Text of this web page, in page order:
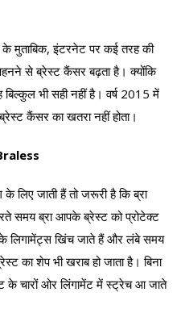
मुताबिक, इंटरनेट पर कई तरह की
से ब्रेस्ट कैंसर बढ़ता है। क्योंकि
भी सही नहीं है। वर्ष 2015 में
कैंसर का खतरा नहीं होता।
Braless
लिए जाती हैं तो जरूरी है कि ब्रा
समय ब्रा आपके ब्रेस्ट को प्रोटेक्ट
लिगामेंट्स खिंच जाते हैं और लंबे समय
का शेप भी खराब हो जाता है। बिना
चारों ओर लिंगामेंट में स्‍ट्रेच आ जाते